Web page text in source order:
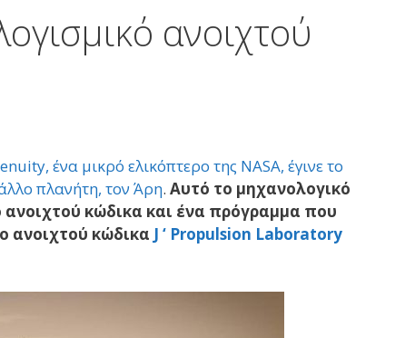
ανοιχτού
ένα μικρό ελικόπτερο της NASA, έγινε το
πλανήτη, τον Άρη. Αυτό το μηχανολογικό
κώδικα και ένα πρόγραμμα που
ανοιχτού κώδικα J ‘ Propulsion Laboratory